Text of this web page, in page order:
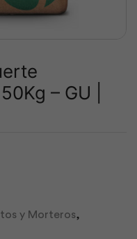
– GU |
y Morteros,